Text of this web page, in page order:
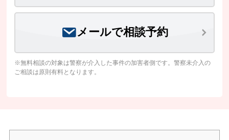
メールで相談予約
※無料相談の対象は警察が介入した事件の加害者側です。警察未介入の
ご相談は原則有料となります。